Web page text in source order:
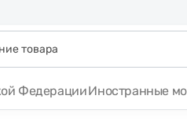
ФедерацииИностранные